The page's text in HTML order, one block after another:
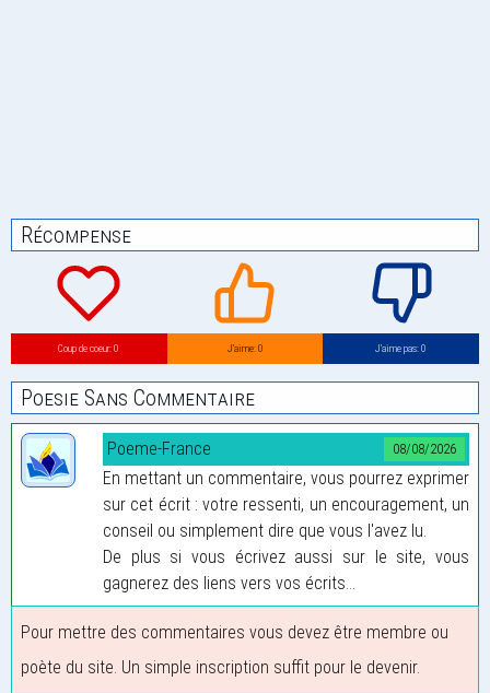
Récompense
Coup de coeur: 0 J’aime: 0 J’aime pas: 0
Poesie Sans Commentaire
08/08/2026
Poeme-France
En mettant un commentaire, vous pourrez exprimer
sur cet écrit : votre ressenti, un encouragement, un
conseil ou simplement dire que vous l'avez lu.
De plus si vous écrivez aussi sur le site, vous
gagnerez des liens vers vos écrits...
Pour mettre des commentaires vous devez être membre ou
poète du site. Un simple inscription suffit pour le devenir.